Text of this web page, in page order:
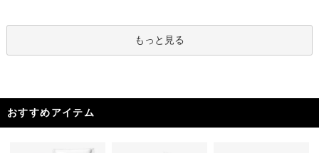
もっと見る
おすすめアイテム